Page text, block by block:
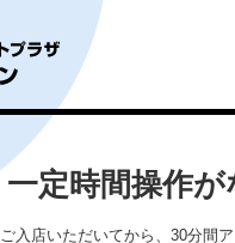
一定時間操作
ご入店いただいてから、30分間